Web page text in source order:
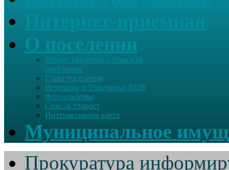
О поселении
Общие сведения о сельском
поселении
Глава поселения
Ветераны и Участники ВОВ
Фотоальбомы
Список старост
Интерактивная карта
Муниципальное
Прокуратура